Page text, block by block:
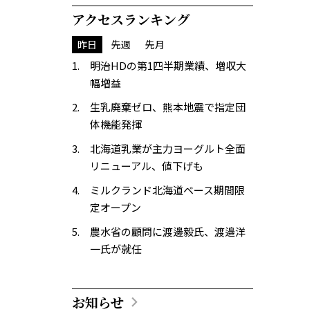
アクセスランキング
昨日 先週 先月
明治HDの第1四半期業績、増収大
幅増益
生乳廃棄ゼロ、熊本地震で指定団
体機能発揮
北海道乳業が主力ヨーグルト全面
リニューアル、値下げも
ミルクランド北海道ベース期間限
定オープン
農水省の顧問に渡邊毅氏、渡邉洋
一氏が就任
お知らせ